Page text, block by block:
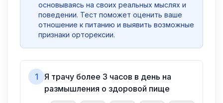
основываясь на своих реальных мыслях и
поведении. Тест поможет оценить ваше
отношение к питанию и выявить возможные
признаки орторексии.
1
Я трачу более 3 часов в день на
размышления о здоровой пище